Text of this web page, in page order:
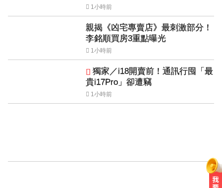
1小時前
親揭《凶宅專賣店》最刺激部分！
李銘順買房3重點曝光
1小時前
獨家／i18開賣前！通訊行囤「最
貴i17Pro」卻遭竊
1小時前